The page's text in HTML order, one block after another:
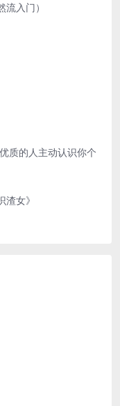
入门）
质的人主动认识你个
女》